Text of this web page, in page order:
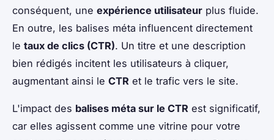
conséquent, une expérience utilisateur plus fluide.
En outre, les balises méta influencent directement
le taux de clics (CTR). Un titre et une description
bien rédigés incitent les utilisateurs à cliquer,
augmentant ainsi le CTR et le trafic vers le site.
L'impact des balises méta sur le CTR est significatif,
car elles agissent comme une vitrine pour votre